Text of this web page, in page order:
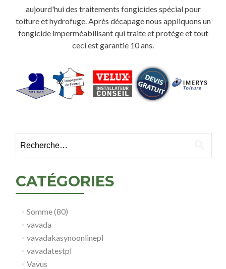
aujourd'hui des traitements fongicides spécial pour
toiture et hydrofuge. Après décapage nous appliquons un
fongicide imperméabilisant qui traite et protége et tout
ceci est garantie 10 ans.
CATÉGORIES
Somme (80)
vavada
vavadakasynoonlinepl
vavadatestpl
Vavus